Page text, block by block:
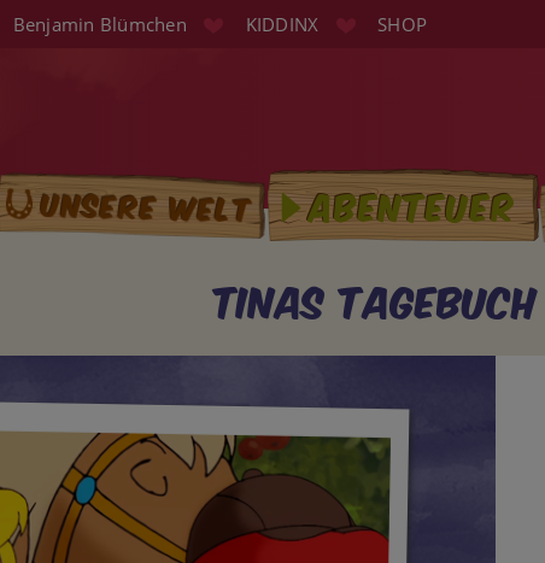
Benjamin Blümchen KIDDINX SHOP
Main
navigation
Unsere Welt Abenteuer
Tinas Tagebuch